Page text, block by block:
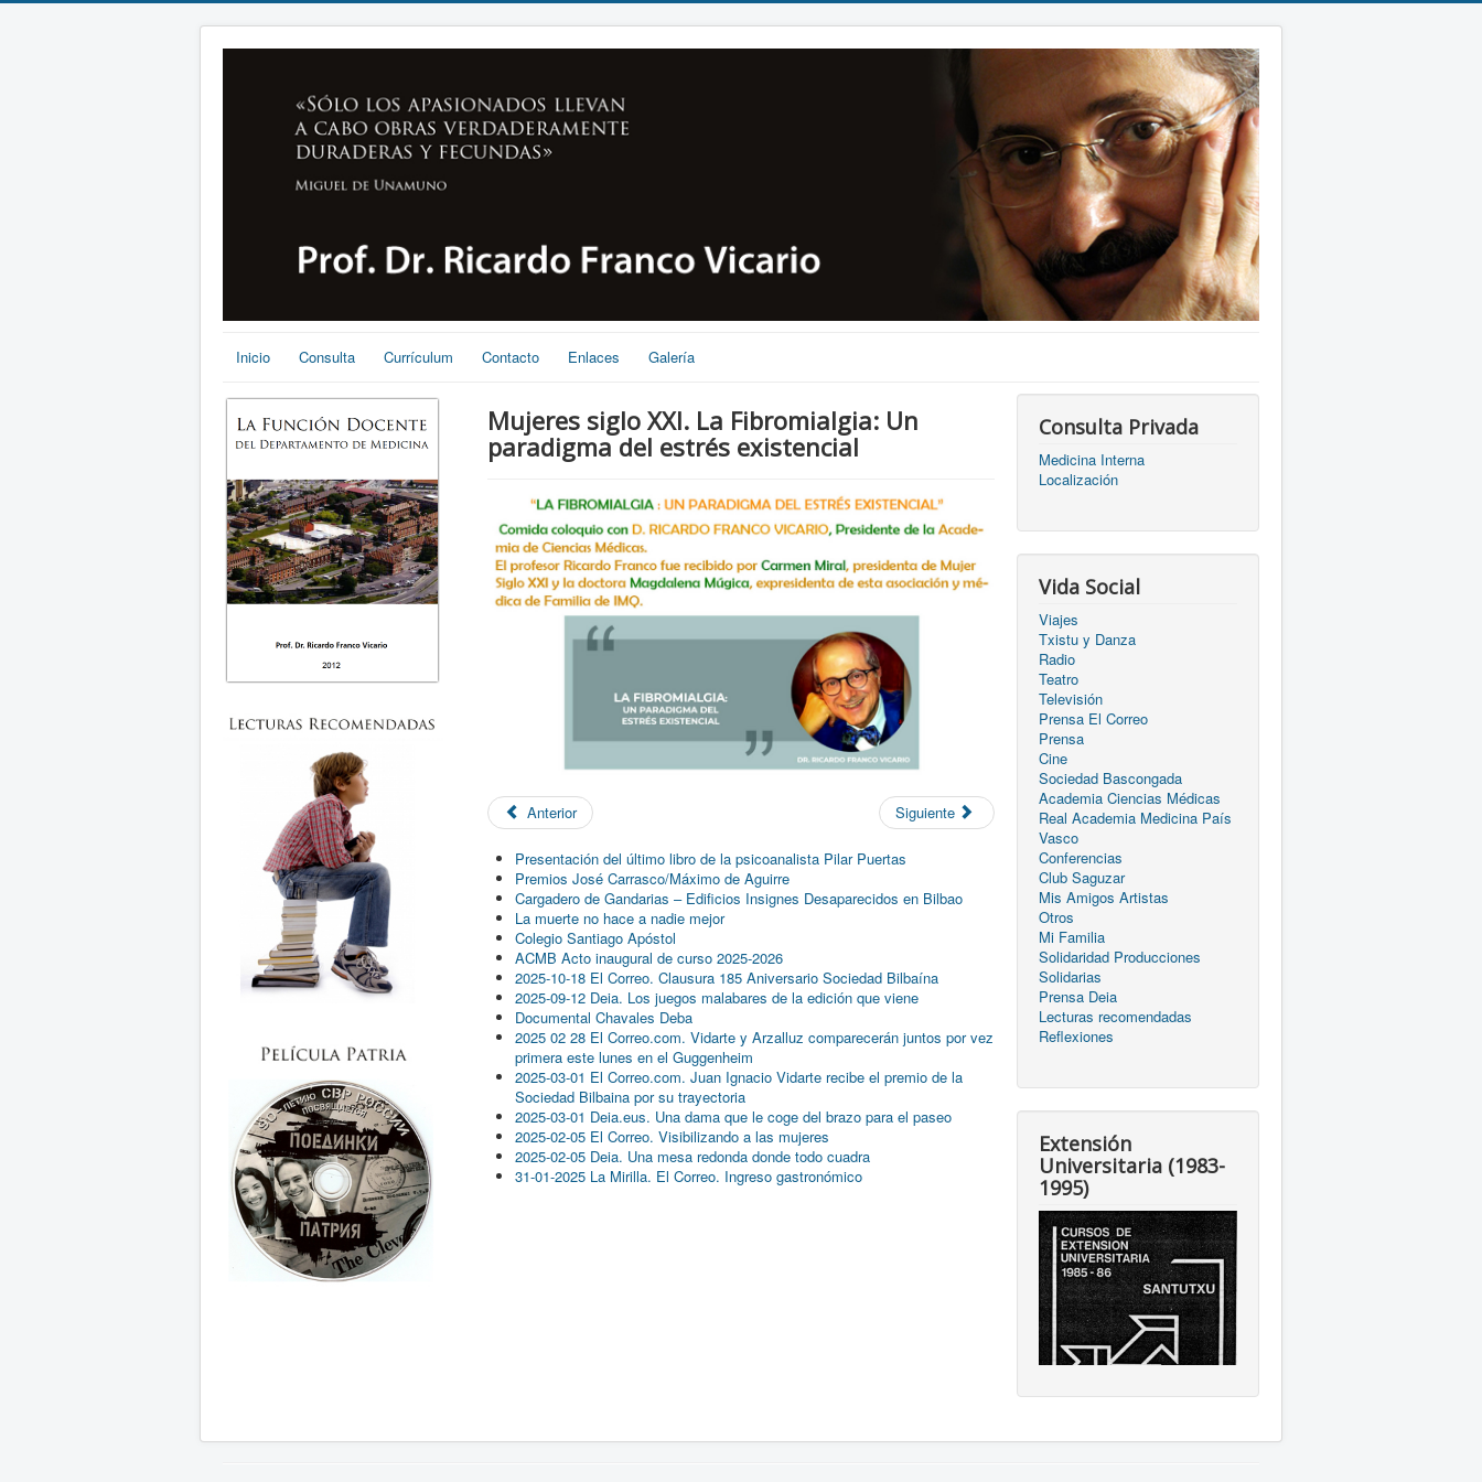
Inicio Consulta Currículum Contacto Enlaces Galería
Mujeres siglo XXI. La Fibromialgia: Un
paradigma del estrés existencial
Anterior Siguiente
Presentación del último libro de la psicoanalista Pilar Puertas
Premios José Carrasco/Máximo de Aguirre
Cargadero de Gandarias – Edificios Insignes Desaparecidos en Bilbao
La muerte no hace a nadie mejor
Colegio Santiago Apóstol
ACMB Acto inaugural de curso 2025-2026
2025-10-18 El Correo. Clausura 185 Aniversario Sociedad Bilbaína
2025-09-12 Deia. Los juegos malabares de la edición que viene
Documental Chavales Deba
2025 02 28 El Correo.com. Vidarte y Arzalluz comparecerán juntos por vez
primera este lunes en el Guggenheim
2025-03-01 El Correo.com. Juan Ignacio Vidarte recibe el premio de la
Sociedad Bilbaina por su trayectoria
2025-03-01 Deia.eus. Una dama que le coge del brazo para el paseo
2025-02-05 El Correo. Visibilizando a las mujeres
2025-02-05 Deia. Una mesa redonda donde todo cuadra
31-01-2025 La Mirilla. El Correo. Ingreso gastronómico
Consulta Privada
Medicina Interna
Localización
Vida Social
Viajes
Txistu y Danza
Radio
Teatro
Televisión
Prensa El Correo
Prensa
Cine
Sociedad Bascongada
Academia Ciencias Médicas
Real Academia Medicina País
Vasco
Conferencias
Club Saguzar
Mis Amigos Artistas
Otros
Mi Familia
Solidaridad Producciones
Solidarias
Prensa Deia
Lecturas recomendadas
Reflexiones
Extensión
Universitaria (1983-
1995)